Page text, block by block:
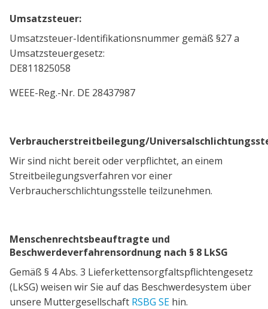
Umsatzsteuer:
Umsatzsteuer-Identifikationsnummer gemäß §27 a
Umsatzsteuergesetz:
DE811825058
WEEE-Reg.-Nr. DE 28437987
Verbraucherstreitbeilegung/
Wir sind nicht bereit oder verpflichtet, an einem
Streitbeilegungsverfahren vor einer
Verbraucherschlichtungsstelle teilzunehmen.
Menschenrechtsbeauftragte und
Beschwerdeverfahrensordnung nach § 8 LkSG
Gemäß § 4 Abs. 3 Lieferkettensorgfaltspflichtengesetz
(LkSG) weisen wir Sie auf das Beschwerdesystem über
unsere Muttergesellschaft RSBG SE hin.